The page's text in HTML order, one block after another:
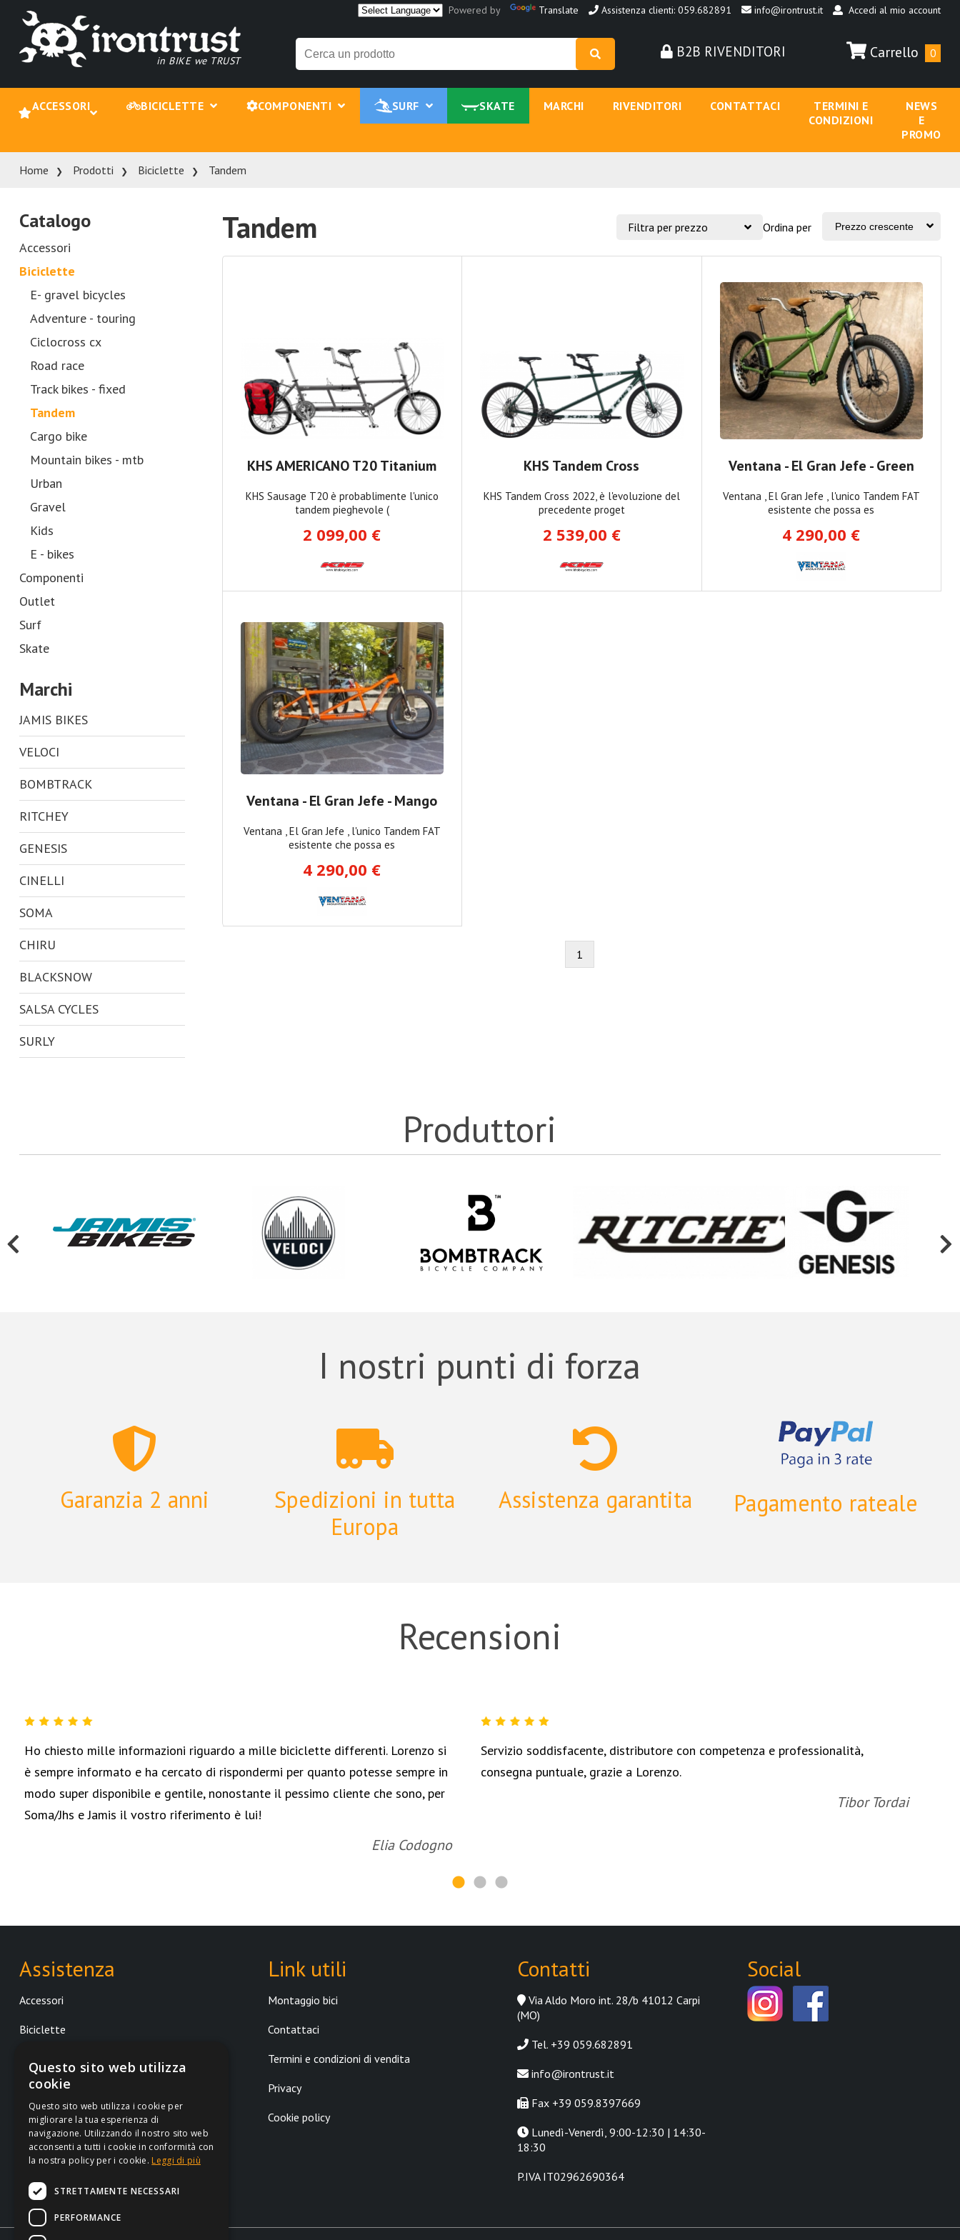
Powered by Translate Assistenza clienti: 059.682891 info@irontrust.it Accedi al mio account
in BIKE we TRUST
B2B RIVENDITORI Carrello 0
ACCESSORI BICICLETTE COMPONENTI SURF SKATE MARCHI RIVENDITORI CONTATTACI
TERMINI E
CONDIZIONI
NEWS
E
PROMO
Home Prodotti Biciclette Tandem
Catalogo
Accessori
Biciclette
E- gravel bicycles
Adventure - touring
Ciclocross cx
Road race
Track bikes - fixed
Tandem
Cargo bike
Mountain bikes - mtb
Urban
Gravel
Kids
E - bikes
Componenti
Outlet
Surf
Skate
Marchi
JAMIS BIKES
VELOCI
BOMBTRACK
RITCHEY
GENESIS
CINELLI
SOMA
CHIRU
BLACKSNOW
SALSA CYCLES
SURLY
SARACEN
SOMA TIRES
CYCLOTECH
OKO
ELECTRA
VENTANA
KASAI
IRONTRUST
DHD SURFBOARD
SPECIALIZED
MERIDA
CANNONDALE
FELT
STORCK
WTB
Tandem Filtra per prezzo Ordina per
KHS AMERICANO T20 Titanium
KHS Sausage T20 è probablimente l'unico
tandem pieghevole (
2 099,00 €
KHS Tandem Cross
KHS Tandem Cross 2022, è l'evoluzione del
precedente proget
2 539,00 €
Ventana - El Gran Jefe - Green
Ventana , El Gran Jefe , l'unico Tandem FAT
esistente che possa es
4 290,00 €
Ventana - El Gran Jefe - Mango
Ventana , El Gran Jefe , l'unico Tandem FAT
esistente che possa es
4 290,00 €
1
Produttori
I nostri punti di forza
Garanzia 2 anni
Spedizioni in tutta
Europa
Assistenza garantita Pagamento rateale
Recensioni
Ho chiesto mille informazioni riguardo a mille biciclette differenti. Lorenzo si
è sempre informato e ha cercato di rispondermi per quanto potesse sempre in
modo super disponibile e gentile, nonostante il pessimo cliente che sono, per
Soma/Jhs e Jamis il vostro riferimento è lui!
Elia Codogno
Servizio soddisfacente, distributore con competenza e professionalità,
consegna puntuale, grazie a Lorenzo.
Tibor Tordai
Assistenza
Accessori
Biciclette
Surf
Skate
Link utili
Montaggio bici
Contattaci
Termini e condizioni di vendita
Privacy
Cookie policy
Contatti
Via Aldo Moro int. 28/b 41012 Carpi
(MO)
Tel. +39 059.682891
info@irontrust.it
Fax +39 059.8397669
Lunedì-Venerdì, 9:00-12:30 | 14:30-
18:30
P.IVA IT02962690364
Social
Questo sito web utilizza
cookie
Questo sito web utilizza i cookie per
migliorare la tua esperienza di
navigazione. Utilizzando il nostro sito web
acconsenti a tutti i cookie in conformità con
la nostra policy per i cookie. Leggi di più
STRETTAMENTE NECESSARI
PERFORMANCE